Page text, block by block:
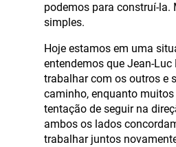
podemos para construí-la.
simples.
Hoje estamos em uma
entendemos que Jean-
trabalhar com os outros e
caminho, enquanto
tentação de seguir na
ambos os lados
trabalhar juntos